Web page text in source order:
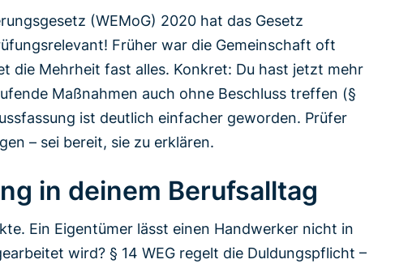
(WEMoG) 2020 hat das Gesetz
Früher war die Gemeinschaft oft
die Mehrheit fast alles. Konkret: Du hast jetzt mehr
Maßnahmen auch ohne Beschluss treffen (§
ist deutlich einfacher geworden. Prüfer
– sei bereit, sie zu erklären.
in deinem Berufsalltag
Ein Eigentümer lässt einen Handwerker nicht in
wird? § 14 WEG regelt die Duldungspflicht –